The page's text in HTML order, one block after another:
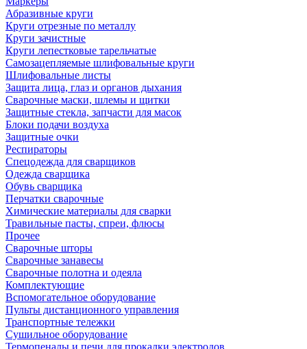
Абразивные круги
Круги отрезные по металлу
Круги зачистные
Круги лепестковые тарельчатые
Самозацепляемые шлифовальные круги
Шлифовальные листы
Защита лица, глаз и органов дыхания
Сварочные маски, шлемы и щитки
Защитные стекла, запчасти для масок
Блоки подачи воздуха
Защитные очки
Респираторы
Спецодежда для сварщиков
Одежда сварщика
Обувь сварщика
Перчатки сварочные
Химические материалы для сварки
Травильные пасты, спреи, флюсы
Прочее
Сварочные шторы
Сварочные занавесы
Сварочные полотна и одеяла
Комплектующие
Вспомогательное оборудование
Пульты дистанционного управления
Транспортные тележки
Сушильное оборудование
Термопеналы и печи для прокалки электродов